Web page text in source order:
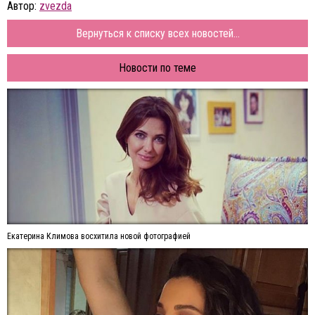
Автор: zvezda
Вернуться к списку всех новостей...
Новости по теме
Екатерина Климова восхитила новой фотографией